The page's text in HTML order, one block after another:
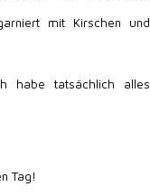
mit Kirschen und
habe tatsächlich alles
Tag!